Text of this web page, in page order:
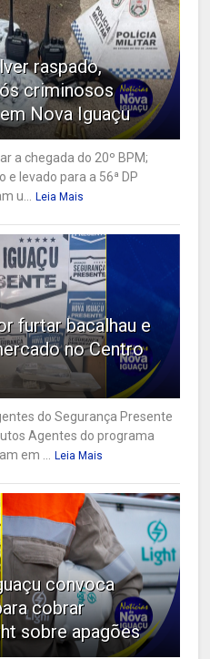
raspado,
criminosos
Nova Iguaçu
a chegada do 20º BPM;
levado para a 56ª DP
u...
Leia Mais
furtar bacalhau e
no Centro
do Segurança Presente
Agentes do programa
em ...
Leia Mais
convoca
cobrar
sobre apagões